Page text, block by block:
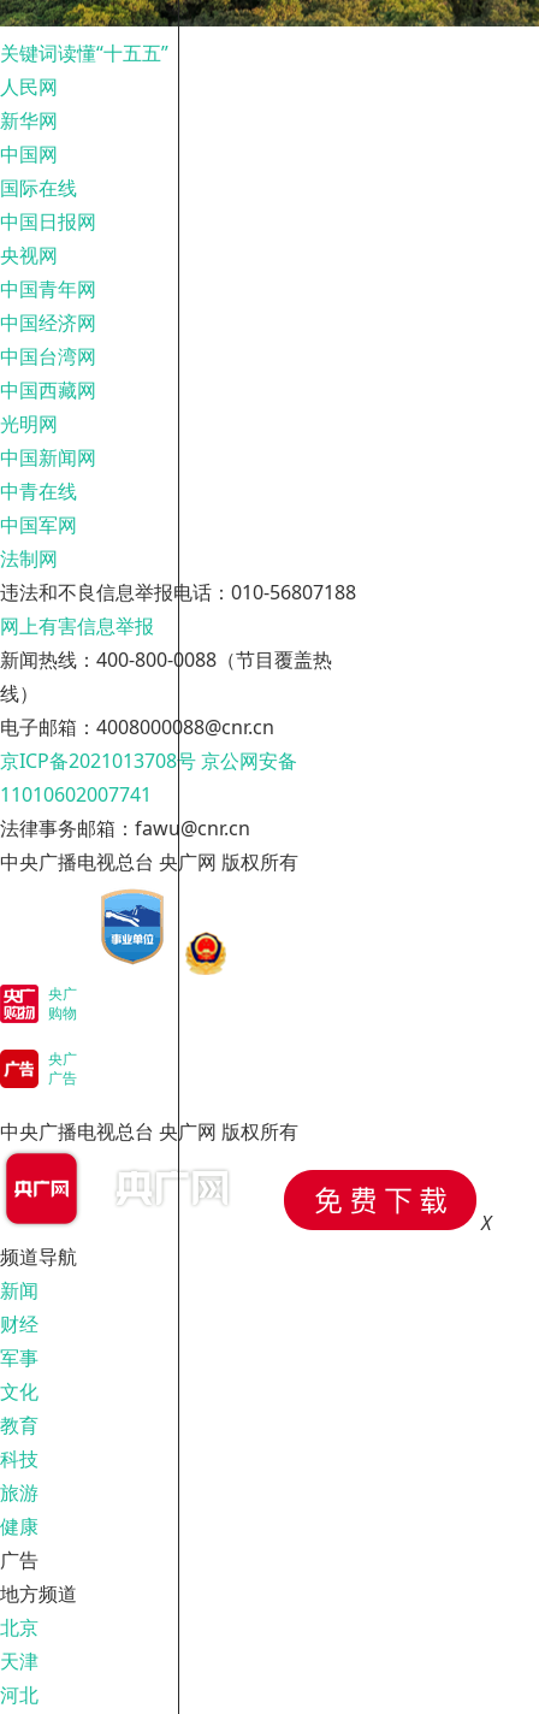
关键词读懂“十五五”
人民网
新华网
中国网
国际在线
中国日报网
央视网
中国青年网
中国经济网
中国台湾网
中国西藏网
光明网
中国新闻网
中青在线
中国军网
法制网
违法和不良信息举报电话：010-56807188
网上有害信息举报
新闻热线：400-800-0088（节目覆盖热
线）
电子邮箱：4008000088@cnr.cn
京ICP备2021013708号京公网安备
11010602007741
法律事务邮箱：fawu@cnr.cn
中央广播电视总台 央广网 版权所有
央广
购物
央广
广告
中央广播电视总台 央广网 版权所有
X
频道导航
新闻
财经
军事
文化
教育
科技
旅游
健康
广告
地方频道
北京
天津
河北